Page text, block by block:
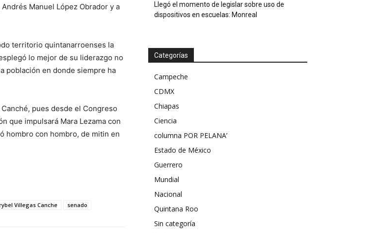
Manuel López Obrador y a
territorio quintanarroenses la
lo mejor de su liderazgo no
población en donde siempre ha
pues desde el Congreso
que impulsará Mara Lezama con
hombro con hombro, de mitin en
Villegas Canche senado
Llegó el momento de legislar sobre uso de
dispositivos en escuelas: Monreal
Categorías
Campeche
CDMX
Chiapas
Ciencia
columna POR PELANA’
Estado de México
Guerrero
Mundial
Nacional
Quintana Roo
Sin categoría